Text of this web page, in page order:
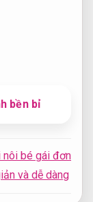
bền bỉ
nôi bé gái đơn
và dễ dàng